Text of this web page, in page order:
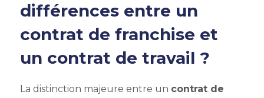
différences entre un
contrat de franchise et
un contrat de travail ?
La distinction majeure entre un contrat de